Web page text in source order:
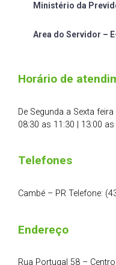
Ministério da
Area do Servidor –
Horário de
De Segunda a Sexta feira
08:30 as 11:30 | 13:00 as
Telefones
Cambé – PR Telefone:
Endereço
Rua Portugal 58 –